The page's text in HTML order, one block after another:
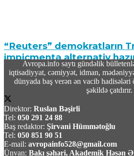
“Reuters” demokratların
impiçmentə alternativ
09 Avqust 2026 / 10:19
TASS: Ukrayna Silahlı
Avropa.info saytı gündəlik
iqtisadiyyat, cəmiyyət, idman,
dünyada baş verən ən vacib hadisələri
şəkildə çatdırır.
Direktor: Ruslan Bəşirli
Tel: 050 291 24 88
Baş redaktor: Şirvani Hümmətoğlu
Tel: 050 851 90 51
E-mail: avropainfo528@gmail.com
Ünvan: Bakı şəhəri, Akademik Həsən